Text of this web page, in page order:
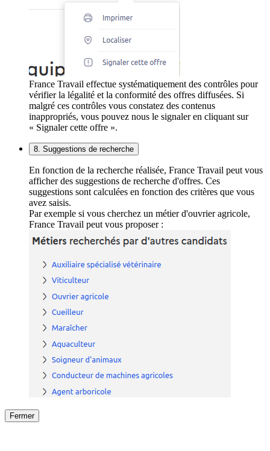
France Travail effectue systématiquement des contrôles pour
vérifier la légalité et la conformité des offres diffusées. Si
malgré ces contrôles vous constatez des contenus
inappropriés, vous pouvez nous le signaler en cliquant sur
« Signaler cette offre ».
8. Suggestions de recherche
En fonction de la recherche réalisée, France Travail peut vous
afficher des suggestions de recherche d'offres. Ces
suggestions sont calculées en fonction des critères que vous
avez saisis.
Par exemple si vous cherchez un métier d'ouvrier agricole,
France Travail peut vous proposer :
Fermer